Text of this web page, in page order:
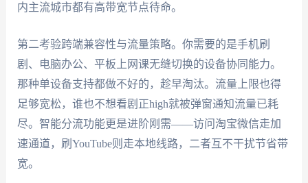
内主流城市都有高带宽节点待命。
第二考验跨端兼容性与流量策略。你需要的是手机刷
剧、电脑办公、平板上网课无缝切换的设备协同能力。
那种单设备支持都做不好的，趁早淘汰。流量上限也得
足够宽松，谁也不想看剧正high就被弹窗通知流量已耗
尽。智能分流功能更是进阶刚需——访问淘宝微信走加
速通道，刷YouTube则走本地线路，二者互不干扰节省带
宽。